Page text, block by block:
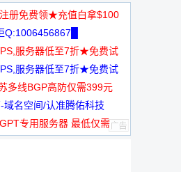
册免费领★充值白拿$100
Q:1006456867█
服务器低至7折★免费试
服务器低至7折★免费试
多线BGP高防仅需399元
域名空间/认准腾佑科技
专用服务器 最低仅需